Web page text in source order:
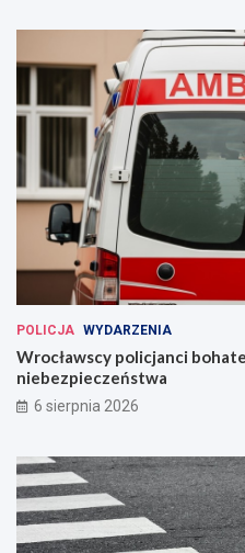
POLICJA WYDARZENIA
Wrocławscy policjanci
niebezpieczeństwa
6 sierpnia 2026